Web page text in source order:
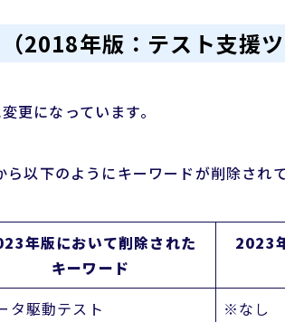
2018年版：テスト支援ツ
更になっています。
以下のようにキーワードが削除されて
年版において削除された
キーワード
2023
タ駆動テスト
※なし